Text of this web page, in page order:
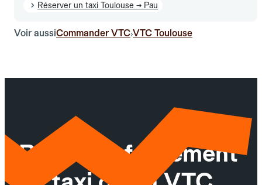
Réserver un taxi Toulouse → Pau
Voir aussiCommander VTC›VTC Toulouse
Réservez facilement